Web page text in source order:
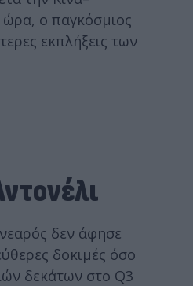
ώρα, ο παγκόσμιος
εκπλήξεις των
δεν άφησε
δοκιμές όσο
δεκάτων στο Q3